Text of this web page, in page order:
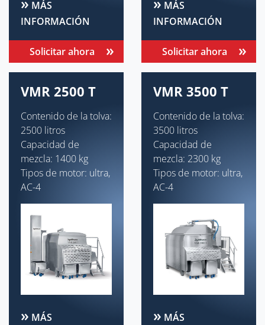
MÁS
INFORMACIÓN
Solicitar ahora
MÁS
INFORMACIÓN
Solicitar ahora
VMR 2500 T
Contenido de la tolva:
2500 litros
Capacidad de
mezcla: 1400 kg
Tipos de motor: ultra,
AC-4
MÁS
VMR 3500 T
Contenido de la tolva:
3500 litros
Capacidad de
mezcla: 2300 kg
Tipos de motor: ultra,
AC-4
MÁS